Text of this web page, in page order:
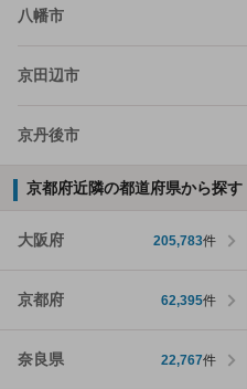
八幡市
京田辺市
京丹後市
京都府近隣の都道府県から探す
大阪府 205,783件
京都府 62,395件
奈良県 22,767件